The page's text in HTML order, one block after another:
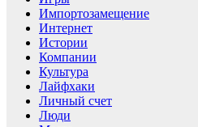
Импортозамещение
Интернет
Истории
Компании
Культура
Лайфхаки
Личный счет
Люди